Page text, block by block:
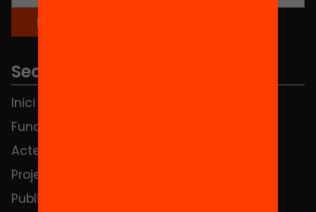
Seccions
Inici
Fundació
Actes
Projectes
Publicacions i vídeos